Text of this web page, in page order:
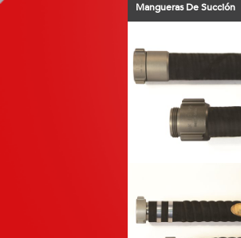
Mangueras De Succión